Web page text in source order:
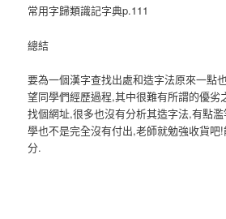
常用字歸類識記字典p.111
總結
要為一個漢字查找出處和造字法原來一點
望同學們經歷過程,其中很難有所謂的優劣
找個網址,很多也沒有分析其造字法,有點
學也不是完全沒有付出,老師就勉強收貨吧
分.